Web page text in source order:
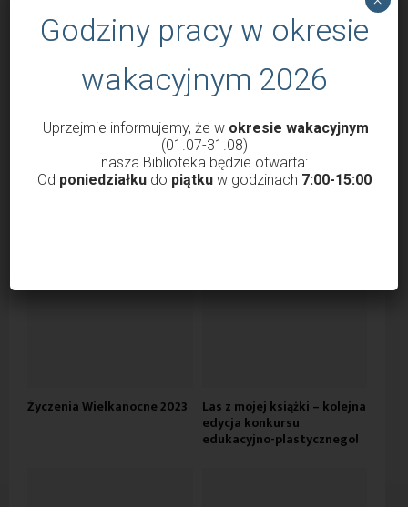
Godziny otwarcia Biblioteki od 1 marca
przez Krzysztof Probola 18 lutego 2022 3038
Życzenia Wielkanocne 2023 Las z mojej książki – kolejna
edycja konkursu
edukacyjno-plastycznego!
Godziny pracy w okresie
wakacyjnym 2026
Uprzejmie informujemy, że w okresie wakacyjnym
(01.07-31.08)
nasza Biblioteka będzie otwarta:
Od poniedziałkudo piątkuw godzinach 7:00-15:00